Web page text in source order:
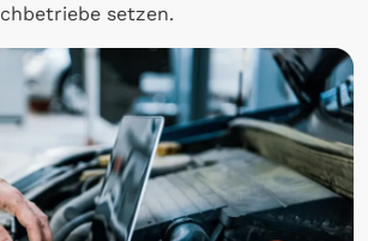
setzen.